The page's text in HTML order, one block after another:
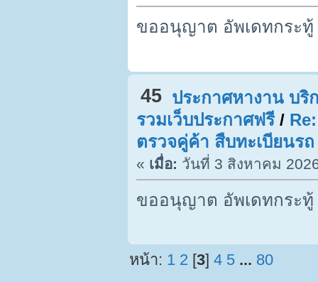
ขออนุญาต อัพเดทกระทู้
45 ประกาศหางาน บริ
รวมเว็บประกาศฟรี/
ตรวจคู่ค้า สืบทะเบียนร
« เมื่อ: วันที่ 3 สิงหาคม
ขออนุญาต อัพเดทกระทู้
หน้า: 1 2 [3]4 5 ... 80